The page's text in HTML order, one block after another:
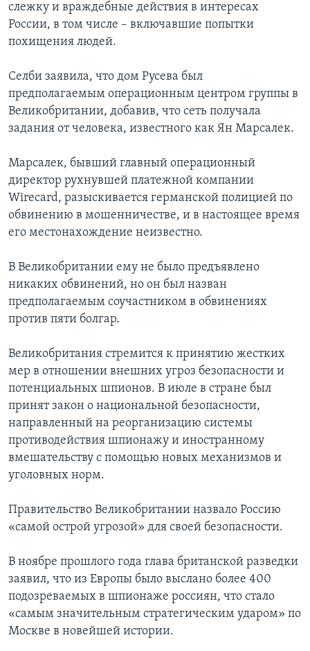
слежку и враждебные действия в интересах
России, в том числе – включавшие попытки
похищения людей.
Селби заявила, что дом Русева был
предполагаемым операционным центром группы в
Великобритании, добавив, что сеть получала
задания от человека, известного как Ян Марсалек.
Марсалек, бывший главный операционный
директор рухнувшей платежной компании
Wirecard, разыскивается германской полицией по
обвинению в мошенничестве, и в настоящее время
его местонахождение неизвестно.
В Великобритании ему не было предъявлено
никаких обвинений, но он был назван
предполагаемым соучастником в обвинениях
против пяти болгар.
Великобритания стремится к принятию жестких
мер в отношении внешних угроз безопасности и
потенциальных шпионов. В июле в стране был
принят закон о национальной безопасности,
направленный на реорганизацию системы
противодействия шпионажу и иностранному
вмешательству с помощью новых механизмов и
уголовных норм.
Правительство Великобритании назвало Россию
«самой острой угрозой» для своей безопасности.
В ноябре прошлого года глава британской разведки
заявил, что из Европы было выслано более 400
подозреваемых в шпионаже россиян, что стало
«самым значительным стратегическим ударом» по
Москве в новейшей истории.